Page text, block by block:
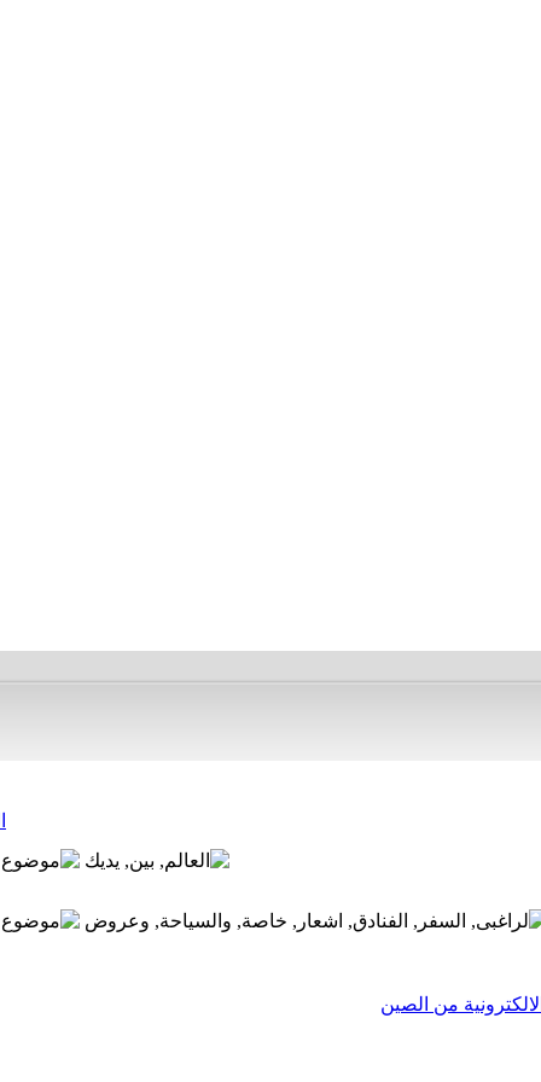
من الصين